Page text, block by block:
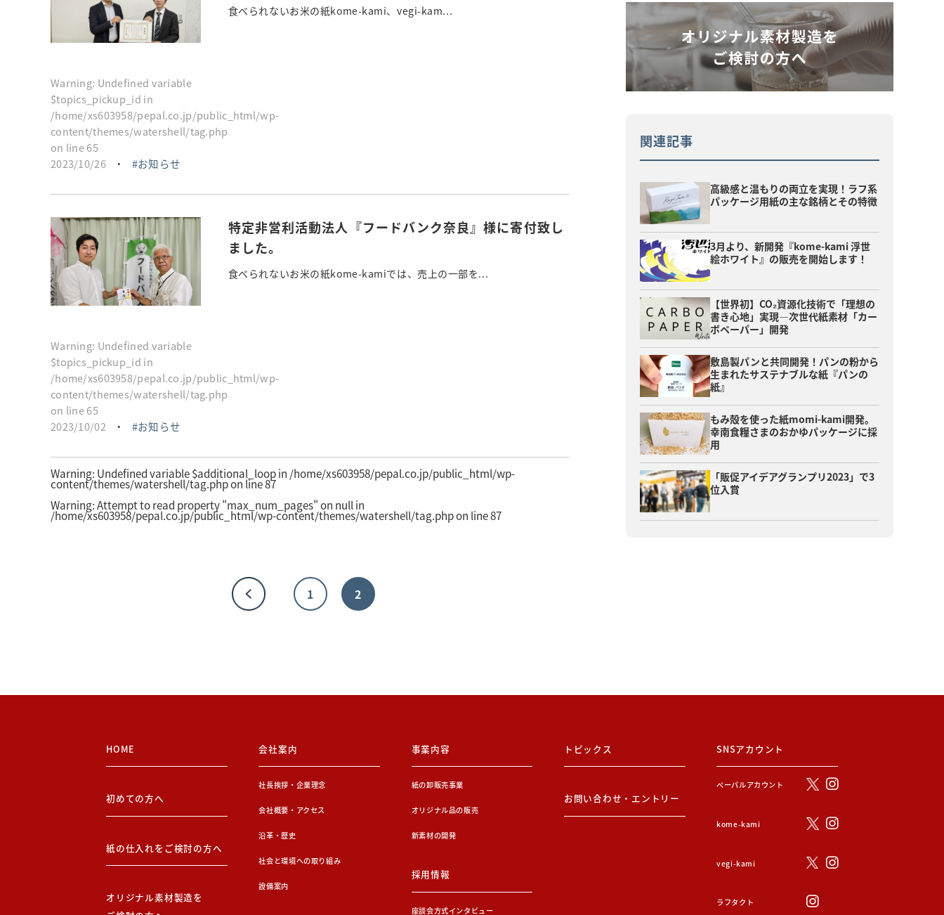
Warning: Undefined variable
$topics_pickup_id in
/home/xs603958/pepal.co.jp/public_html/wp-
content/themes/watershell/tag.php
on line65
2023/10/26
・ お知らせ
食べられないお米の紙kome-kami、vegi-kam...
Warning: Undefined variable
$topics_pickup_id in
/home/xs603958/pepal.co.jp/public_html/wp-
content/themes/watershell/tag.php
on line65
2023/10/02
・ お知らせ
特定非営利活動法人『フードバンク奈良』様に寄付致し
ました。
食べられないお米の紙kome-kamiでは、売上の一部を...
Warning: Undefined variable $additional_loop in /home/xs603958/pepal.co.jp/public_html/wp-
content/themes/watershell/tag.phpon line87
Warning: Attempt to read property "max_num_pages" on null in
/home/xs603958/pepal.co.jp/public_html/wp-content/themes/watershell/tag.phpon line87
1 2
関連記事
高級感と温もりの両立を実現！ラフ系
パッケージ用紙の主な銘柄とその特徴
3月より、新開発『kome-kami 浮世
絵ホワイト』の販売を開始します！
【世界初】CO₂資源化技術で「理想の
書き心地」実現―次世代紙素材「カー
ボペーパー」開発
敷島製パンと共同開発！パンの粉から
生まれたサステナブルな紙『パンの
紙』
もみ殻を使った紙momi-kami開発。
幸南食糧さまのおかゆパッケージに採
用
「販促アイデアグランプリ2023」で3
位入賞
HOME
初めての方へ
紙の仕入れをご検討の方へ
オリジナル素材製造を
会社案内
社長挨拶・企業理念
会社概要・アクセス
沿革・歴史
社会と環境への取り組み
設備案内
事業内容
紙の卸販売事業
オリジナル品の販売
新素材の開発
採用情報
座談会方式インタビュー
トピックス
お問い合わせ・エントリー
SNSアカウント
ぺーパルアカウント
kome-kami
vegi-kami
ラフタクト